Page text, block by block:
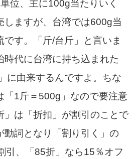
位、主に100g当たりいく
しますが、台湾では600g当
です。「斤/台斤」と言いま
時代に台湾に持ち込まれた
に由来するんですよ。ちな
「1斤＝500g」なので要注意
」は「折扣」が割引のことで
動詞となり「割り引く」の
引、「85折」なら15％オフ